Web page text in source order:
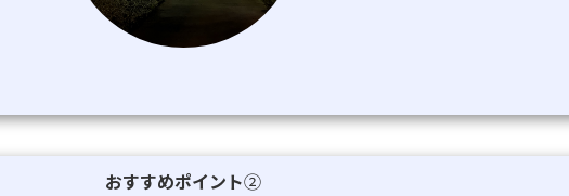
おすすめポイント②